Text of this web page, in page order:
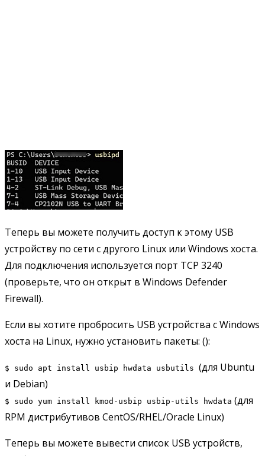
Теперь вы можете получить доступ к этому USB
устройству по сети с другого Linux или Windows хоста.
Для подключения используется порт TCP 3240
(проверьте, что он открыт в Windows Defender
Firewall).
Если вы хотите пробросить USB устройства с Windows
хоста на Linux, нужно установить пакеты: ():
$ sudo apt install usbip hwdata usbutils (для Ubuntu
и Debian)
$ sudo yum install kmod-usbip usbip-utils hwdata (для
RPM дистрибутивов CentOS/RHEL/Oracle Linux)
Теперь вы можете вывести список USB устройств,